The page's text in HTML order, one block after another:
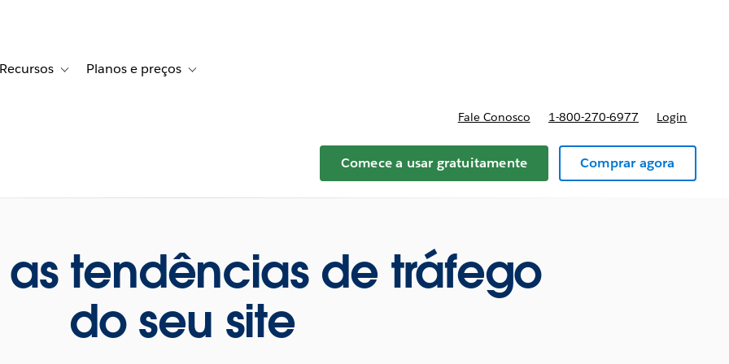
Histórias de clientes
sub-navigation for Soluções
Recursos Toggle sub-navigation for Recursos
Planos e preços Toggle sub-navigation for Planos e preços
Fale Conosco 1-800-270-6977 Login
Comece a usar gratuitamente Comprar agora
as tendências de tráfego
do seu site